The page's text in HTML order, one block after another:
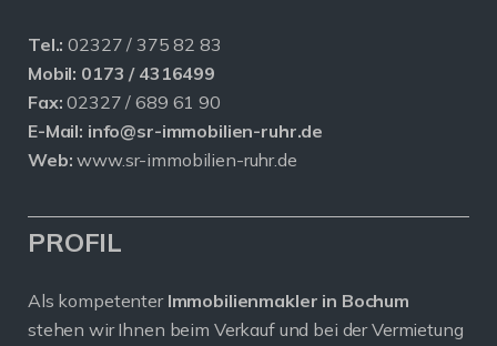
Tel.: 02327 / 375 82 83
Mobil: 0173 / 4316499
Fax: 02327 / 689 61 90
E-Mail: info@sr-immobilien-ruhr.de
Web: www.sr-immobilien-ruhr.de
PROFIL
Als kompetenter Immobilienmakler in Bochum
stehen wir Ihnen beim Verkauf und bei der Vermietung